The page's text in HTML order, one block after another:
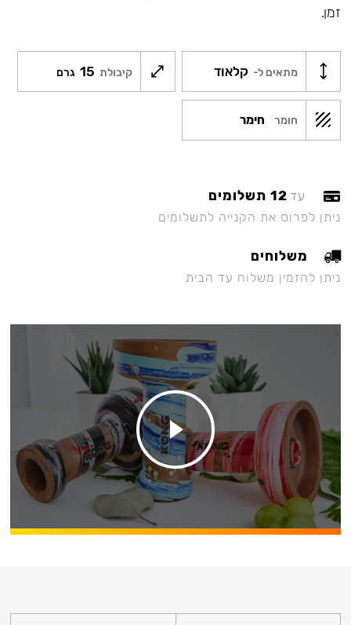
זמן.
מתאים ל- קלאוד קיבולת 15 גרם
חומר חימר
עד 12 תשלומים
ניתן לפרוס את הקנייה לתשלומים
משלוחים
ניתן להזמין משלוח עד הבית